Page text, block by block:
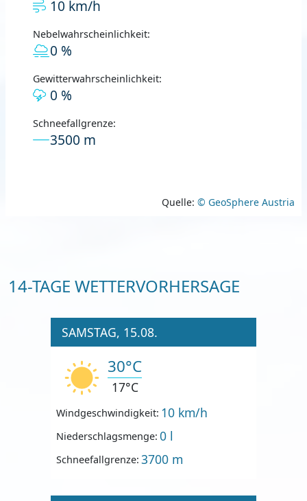
10 km/h
Nebelwahrscheinlichkeit:
0 %
Gewitterwahrscheinlichkeit:
0 %
Schneefallgrenze:
3500 m
Quelle: © GeoSphere Austria
14-TAGE WETTERVORHERSAGE
SAMSTAG, 15.08.
30°C
17°C
Windgeschwindigkeit: 10 km/h
Niederschlagsmenge: 0 l
Schneefallgrenze: 3700 m